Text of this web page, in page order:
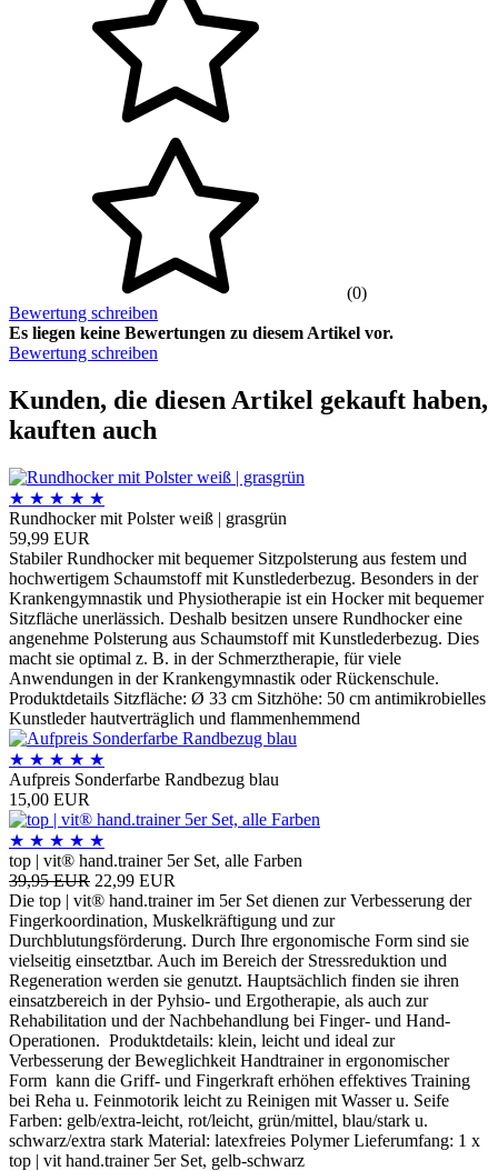
(0)
Bewertung schreiben
Es liegen keine Bewertungen zu diesem Artikel vor.
Bewertung schreiben
Kunden, die diesen Artikel gekauft haben,
kauften auch
★ ★ ★ ★ ★
Rundhocker mit Polster weiß | grasgrün
59,99 EUR
Stabiler Rundhocker mit bequemer Sitzpolsterung aus festem und
hochwertigem Schaumstoff mit Kunstlederbezug. Besonders in der
Krankengymnastik und Physiotherapie ist ein Hocker mit bequemer
Sitzfläche unerlässich. Deshalb besitzen unsere Rundhocker eine
angenehme Polsterung aus Schaumstoff mit Kunstlederbezug. Dies
macht sie optimal z. B. in der Schmerztherapie, für viele
Anwendungen in der Krankengymnastik oder Rückenschule.
Produktdetails Sitzfläche: Ø 33 cm Sitzhöhe: 50 cm antimikrobielles
Kunstleder hautverträglich und flammenhemmend
★ ★ ★ ★ ★
Aufpreis Sonderfarbe Randbezug blau
15,00 EUR
★ ★ ★ ★ ★
top | vit® hand.trainer 5er Set, alle Farben
39,95 EUR 22,99 EUR
Die top | vit® hand.trainer im 5er Set dienen zur Verbesserung der
Fingerkoordination, Muskelkräftigung und zur
Durchblutungsförderung. Durch Ihre ergonomische Form sind sie
vielseitig einsetztbar. Auch im Bereich der Stressreduktion und
Regeneration werden sie genutzt. Hauptsächlich finden sie ihren
einsatzbereich in der Pyhsio- und Ergotherapie, als auch zur
Rehabilitation und der Nachbehandlung bei Finger- und Hand-
Operationen. Produktdetails: klein, leicht und ideal zur
Verbesserung der Beweglichkeit Handtrainer in ergonomischer
Form kann die Griff- und Fingerkraft erhöhen effektives Training
bei Reha u. Feinmotorik leicht zu Reinigen mit Wasser u. Seife
Farben: gelb/extra-leicht, rot/leicht, grün/mittel, blau/stark u.
schwarz/extra stark Material: latexfreies Polymer Lieferumfang: 1 x
top | vit hand.trainer 5er Set, gelb-schwarz